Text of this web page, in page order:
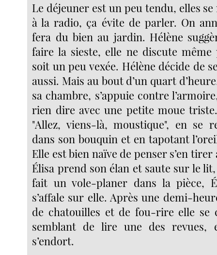
Le déjeuner est un peu tendu, elles
à la radio, ça évite de parler. On
fera du bien au jardin. Hélène
faire la sieste, elle ne discute même
soit un peu vexée. Hélène décide de
aussi. Mais au bout d’un quart
sa chambre, s’appuie contre
rien dire avec une petite moue
"Allez, viens-là, moustique", en se
dans son bouquin et en tapotant
Elle est bien naïve de penser s’en
Élisa prend son élan et saute sur le
fait un vole-planer dans la pièce,
s’affale sur elle. Après une demi-
de chatouilles et de fou-rire elle se
semblant de lire une des revues,
s’endort.